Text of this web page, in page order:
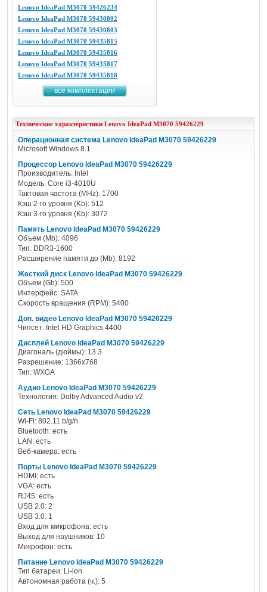
Lenovo IdeaPad M3070 59426234
Lenovo IdeaPad M3070 59430802
Lenovo IdeaPad M3070 59430803
Lenovo IdeaPad M3070 59435815
Lenovo IdeaPad M3070 59435816
Lenovo IdeaPad M3070 59435817
Lenovo IdeaPad M3070 59435818
все комплектации
Технические характеристики Lenovo IdeaPad M3070 59426229
Операционная система Lenovo IdeaPad M3070 59426229
Microsoft Windows 8.1
Процессор Lenovo IdeaPad M3070 59426229
Производитель: Intel
Модель: Core i3-4010U
Тактовая частота (MHz): 1700
Кэш 2-го уровня (Kb): 512
Кэш 3-го уровня (Kb): 3072
Память Lenovo IdeaPad M3070 59426229
Объем (Mb): 4096
Тип: DDR3-1600
Расширение памяти до (Mb): 8192
Жесткий диск Lenovo IdeaPad M3070 59426229
Объем (Gb): 500
Интерфейс: SATA
Скорость вращения (RPM): 5400
Доп. видео Lenovo IdeaPad M3070 59426229
Чипсет: Intel HD Graphics 4400
Дисплей Lenovo IdeaPad M3070 59426229
Диагональ (дюймы): 13.3
Разрешение: 1366х768
Тип: WXGA
Аудио Lenovo IdeaPad M3070 59426229
Технология: Dolby Advanced Audio v2
Сеть Lenovo IdeaPad M3070 59426229
Wi-Fi: 802.11 b/g/n
Bluetooth: есть
LAN: есть
Веб-камера: есть
Порты Lenovo IdeaPad M3070 59426229
HDMI: есть
VGA: есть
RJ45: есть
USB 2.0: 2
USB 3.0: 1
Вход для микрофона: есть
Выход для наушников: 10
Микрофон: есть
Питание Lenovo IdeaPad M3070 59426229
Тип батареи: Li-ion
Автономная работа (ч.): 5